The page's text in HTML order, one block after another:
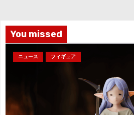
You missed
ニュース フィギュア